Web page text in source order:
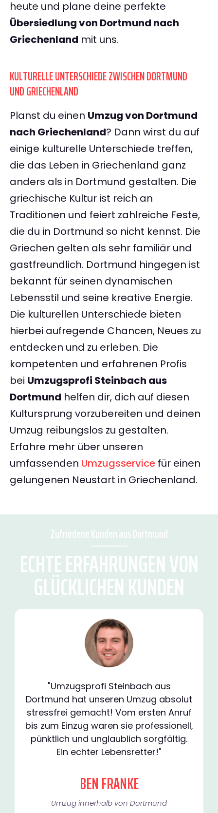
heute und plane deine perfekte
Übersiedlung von Dortmund nach
Griechenland mit uns.
KULTURELLE UNTERSCHIEDE ZWISCHEN DORTMUND
UND GRIECHENLAND
Planst du einen Umzug von Dortmund
nach Griechenland? Dann wirst du auf
einige kulturelle Unterschiede treffen,
die das Leben in Griechenland ganz
anders als in Dortmund gestalten. Die
griechische Kultur ist reich an
Traditionen und feiert zahlreiche Feste,
die du in Dortmund so nicht kennst. Die
Griechen gelten als sehr familiär und
gastfreundlich. Dortmund hingegen ist
bekannt für seinen dynamischen
Lebensstil und seine kreative Energie.
Die kulturellen Unterschiede bieten
hierbei aufregende Chancen, Neues zu
entdecken und zu erleben. Die
kompetenten und erfahrenen Profis
bei Umzugsprofi Steinbach aus
Dortmund helfen dir, dich auf diesen
Kultursprung vorzubereiten und deinen
Umzug reibungslos zu gestalten.
Erfahre mehr über unseren
umfassenden Umzugsservice für einen
gelungenen Neustart in Griechenland.
Zufriedene Kunden aus Dortmund
ECHTE ERFAHRUNGEN VON
GLÜCKLICHEN KUNDEN
"Umzugsprofi Steinbach aus
Dortmund hat unseren Umzug absolut
stressfrei gemacht! Vom ersten Anruf
bis zum Einzug waren sie professionell,
pünktlich und unglaublich sorgfältig.
Ein echter Lebensretter!"
BEN FRANKE
Umzug innerhalb von Dortmund​